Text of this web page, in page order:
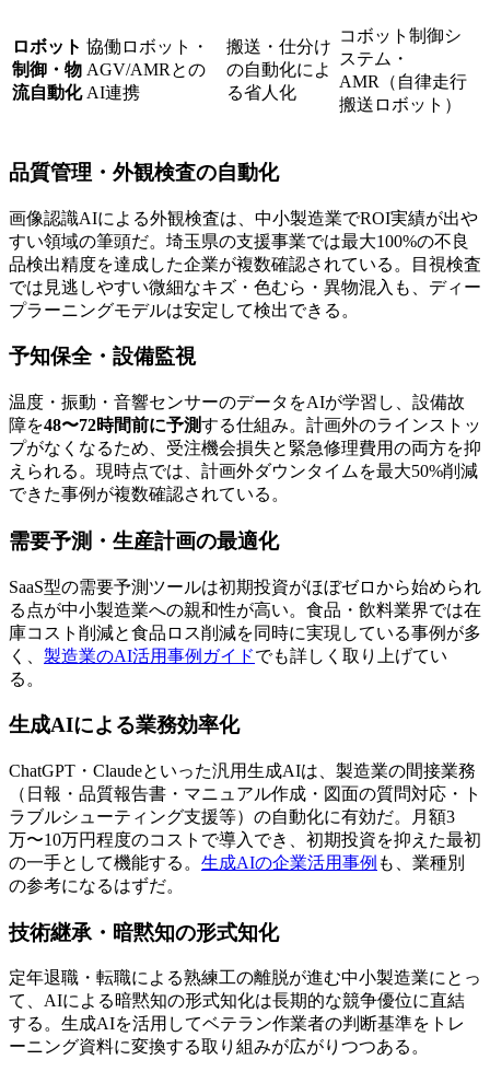
ロボット
制御・物
流自動化
協働ロボット・
AGV/AMRとの
AI連携
搬送・仕分け
の自動化によ
る省人化
コボット制御シ
ステム・
AMR（自律走行
搬送ロボット）
品質管理・外観検査の自動化
画像認識AIによる外観検査は、中小製造業でROI実績が出や
すい領域の筆頭だ。埼玉県の支援事業では最大100%の不良
品検出精度を達成した企業が複数確認されている。目視検査
では見逃しやすい微細なキズ・色むら・異物混入も、ディー
プラーニングモデルは安定して検出できる。
予知保全・設備監視
温度・振動・音響センサーのデータをAIが学習し、設備故
障を48〜72時間前に予測する仕組み。計画外のラインストッ
プがなくなるため、受注機会損失と緊急修理費用の両方を抑
えられる。現時点では、計画外ダウンタイムを最大50%削減
できた事例が複数確認されている。
需要予測・生産計画の最適化
SaaS型の需要予測ツールは初期投資がほぼゼロから始められ
る点が中小製造業への親和性が高い。食品・飲料業界では在
庫コスト削減と食品ロス削減を同時に実現している事例が多
く、 製造業のAI活用事例ガイドでも詳しく取り上げてい
る。
生成AIによる業務効率化
ChatGPT・Claudeといった汎用生成AIは、製造業の間接業務
（日報・品質報告書・マニュアル作成・図面の質問対応・ト
ラブルシューティング支援等）の自動化に有効だ。月額3
万〜10万円程度のコストで導入でき、初期投資を抑えた最初
の一手として機能する。 生成AIの企業活用事例 も、業種別
の参考になるはずだ。
技術継承・暗黙知の形式知化
定年退職・転職による熟練工の離脱が進む中小製造業にとっ
て、AIによる暗黙知の形式知化は長期的な競争優位に直結
する。生成AIを活用してベテラン作業者の判断基準をトレ
ーニング資料に変換する取り組みが広がりつつある。